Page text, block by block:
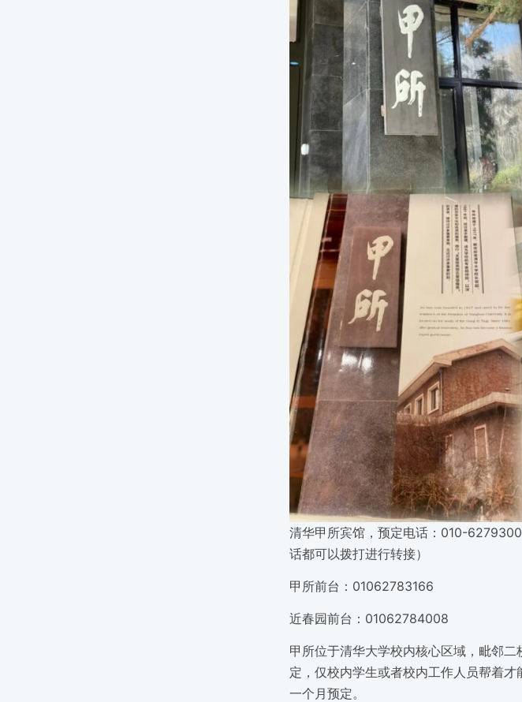
清华甲所宾馆，预定电话：010-
话都可以拨打进行转接）
甲所前台：01062783166
近春园前台：01062784008
甲所位于清华大学校内核心区域，毗邻
定，仅校内学生或者校内工作人员帮着
一个月预定。